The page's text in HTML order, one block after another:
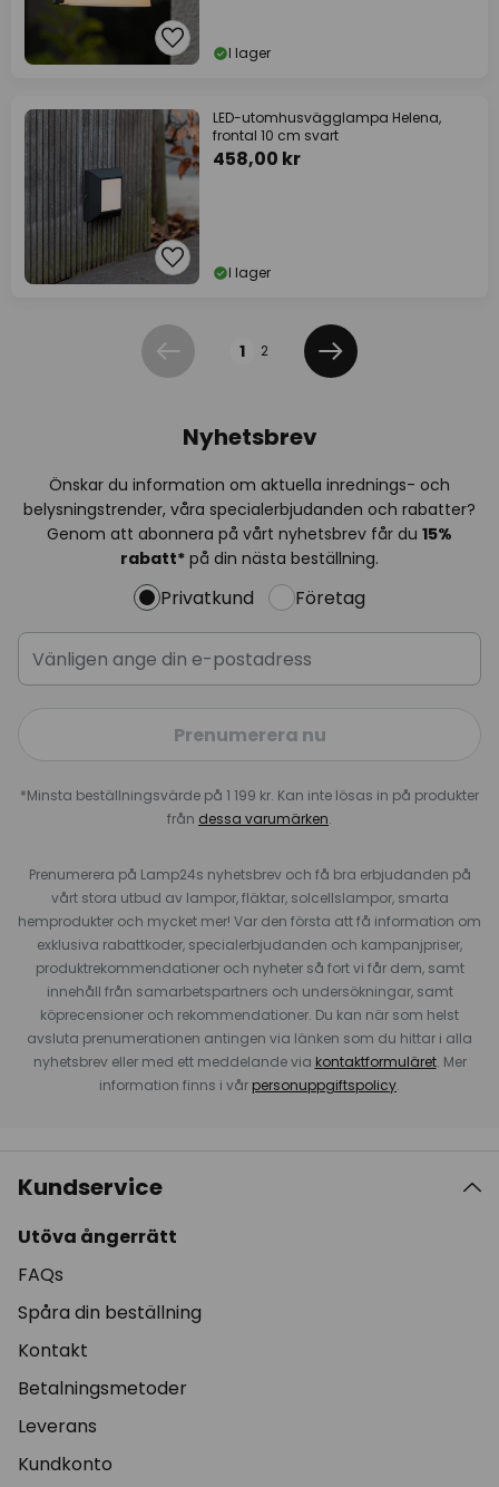
I lager
LED-utomhusvägglampa Helena,
frontal 10 cm svart
458,00 kr
I lager
Föregående
1 2
Nästa
Nyhetsbrev
Önskar du information om aktuella inrednings- och
belysningstrender, våra specialerbjudanden och rabatter?
Genom att abonnera på vårt nyhetsbrev får du 15%
rabatt* på din nästa beställning.
Privatkund Företag
Prenumerera nu
*Minsta beställningsvärde på 1 199 kr. Kan inte lösas in på produkter
från dessa varumärken.
Prenumerera på Lamp24s nyhetsbrev och få bra erbjudanden på
vårt stora utbud av lampor, fläktar, solcellslampor, smarta
hemprodukter och mycket mer! Var den första att få information om
exklusiva rabattkoder, specialerbjudanden och kampanjpriser,
produktrekommendationer och nyheter så fort vi får dem, samt
innehåll från samarbetspartners och undersökningar, samt
köprecensioner och rekommendationer. Du kan när som helst
avsluta prenumerationen antingen via länken som du hittar i alla
nyhetsbrev eller med ett meddelande via kontaktformuläret. Mer
information finns i vår personuppgiftspolicy.
Kundservice
Utöva ångerrätt
FAQs
Spåra din beställning
Kontakt
Betalningsmetoder
Leverans
Kundkonto